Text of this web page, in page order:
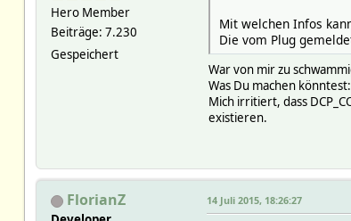
Hero Member
Beiträge: 7.230
Gespeichert
Mit welchen Infos
Die vom Plug
War von mir zu
Was Du machen
Mich irritiert, dass
existieren.
FlorianZ 14 Juli 2015, 18:26:27